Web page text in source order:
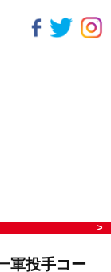
軍投手コー